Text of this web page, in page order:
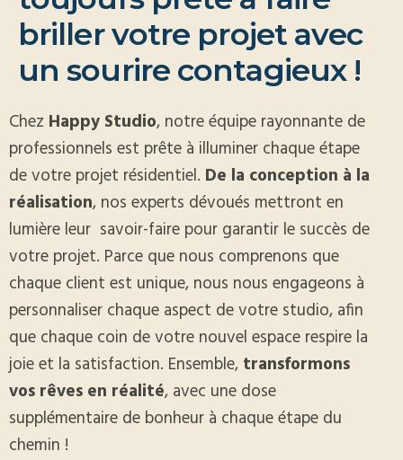
brillervotre projet avec
un sourire contagieux !
Chez Happy Studio, notre équipe rayonnante de
professionnels est prête à illuminer chaque étape
de votre projet résidentiel. De la conception à la
réalisation, nos experts dévoués mettront en
lumière leur savoir-faire pour garantir le succès de
votre projet. Parce que nous comprenons que
chaque client est unique, nous nous engageons à
personnaliser chaque aspect de votre studio, afin
que chaque coin de votre nouvel espace respire la
joie et la satisfaction. Ensemble, transformons
vos rêves en réalité, avec une dose
supplémentaire de bonheur à chaque étape du
chemin !